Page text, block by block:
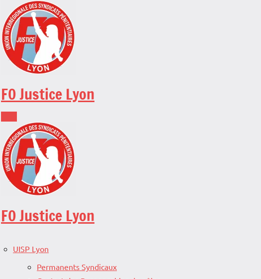
Skip
to
content
FO Justice Lyon
FO Justice Lyon
UISP Lyon
Permanents Syndicaux